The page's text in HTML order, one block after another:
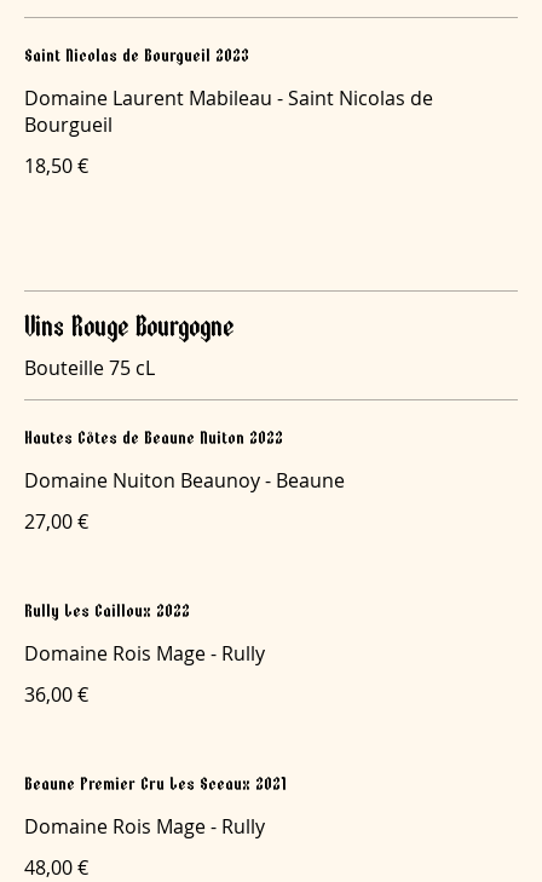
Saint Nicolas de Bourgueil 2023
Domaine Laurent Mabileau - Saint Nicolas de
Bourgueil
18,50 €
Vins Rouge Bourgogne
Bouteille 75 cL
Hautes Côtes de Beaune Nuiton 2022
Domaine Nuiton Beaunoy - Beaune
27,00 €
Rully Les Cailloux 2022
Domaine Rois Mage - Rully
36,00 €
Beaune Premier Cru Les Sceaux 2021
Domaine Rois Mage - Rully
48,00 €